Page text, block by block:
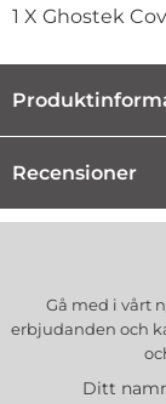
1 X Ghostek
Recensioner
Gå med i vårt
erbjudanden och
Ditt